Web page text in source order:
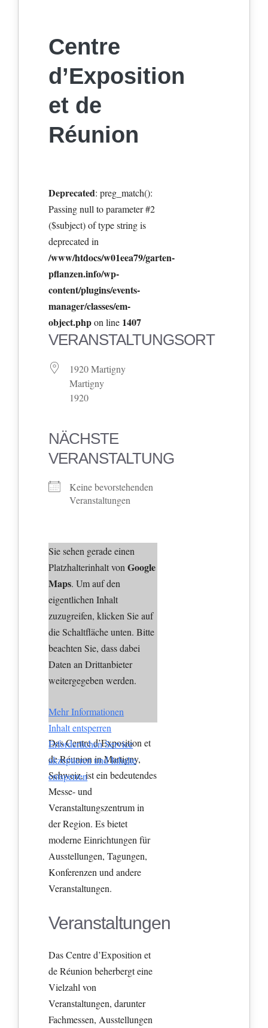
Centre
d’Exposition
et de
Réunion
Deprecated: preg_match():
Passing null to parameter #2
($subject) of type string is
deprecated in
/www/htdocs/w01eea79/garten-
pflanzen.info/wp-
content/plugins/events-
manager/classes/em-
object.phpon line 1407
VERANSTALTUNGSORT
1920 Martigny
Martigny
1920
NÄCHSTE
VERANSTALTUNG
Keine bevorstehenden
Veranstaltungen
Sie sehen gerade einen
Platzhalterinhalt vonGoogle
Maps. Um auf den
eigentlichen Inhalt
zuzugreifen, klicken Sie auf
die Schaltfläche unten. Bitte
beachten Sie, dass dabei
Daten an Drittanbieter
weitergegeben werden.
Mehr Informationen
Inhalt entsperren
Erforderlichen Service
akzeptieren und Inhalte
entsperren
Das Centre d’Exposition et
de Réunion in Martigny,
Schweiz, ist ein bedeutendes
Messe- und
Veranstaltungszentrum in
der Region. Es bietet
moderne Einrichtungen für
Ausstellungen, Tagungen,
Konferenzen und andere
Veranstaltungen.
Veranstaltungen
Das Centre d’Exposition et
de Réunion beherbergt eine
Vielzahl von
Veranstaltungen, darunter
Fachmessen, Ausstellungen